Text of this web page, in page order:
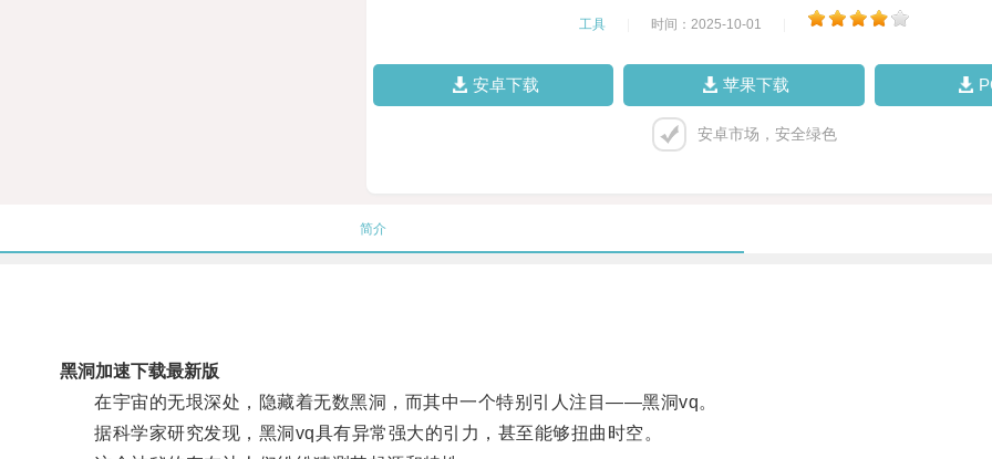
工具 时间：2025-10-01
安卓下载 苹果下载
安卓市场，安全绿色
简介
黑洞加速下载最新版
在宇宙的无垠深处，隐藏着无数黑洞，而其中一个特别引人注目——黑洞vq。
据科学家研究发现，黑洞vq具有异常强大的引力，甚至能够扭曲时空。